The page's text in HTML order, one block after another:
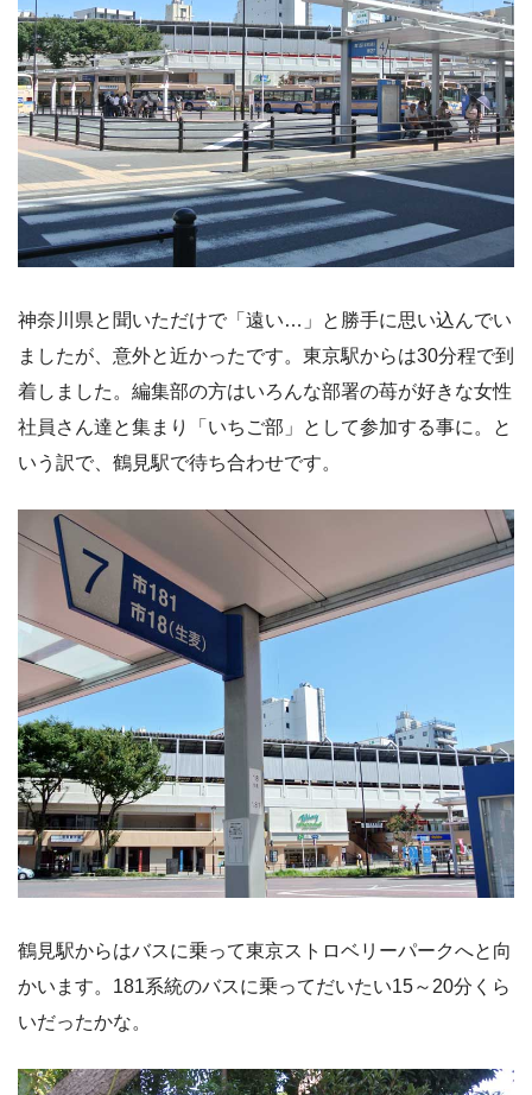
神奈川県と聞いただけで「遠い…」と勝手に思い込んでい
ましたが、意外と近かったです。東京駅からは30分程で到
着しました。編集部の方はいろんな部署の苺が好きな女性
社員さん達と集まり「いちご部」として参加する事に。と
いう訳で、鶴見駅で待ち合わせです。
鶴見駅からはバスに乗って東京ストロベリーパークへと向
かいます。181系統のバスに乗ってだいたい15～20分くら
いだったかな。